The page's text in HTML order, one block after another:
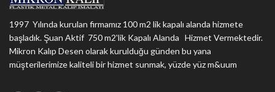
1997 Yılında kurulan firmamız 100 m2 lik kapalı alanda hizmete
başladık. Şuan Aktif 750 m2'lik Kapalı Alanda Hizmet Vermektedir.
Mikron Kalıp Desen olarak kurulduğu günden bu yana
müşterilerimize kaliteli bir hizmet sunmak, yüzde yüz m&uum